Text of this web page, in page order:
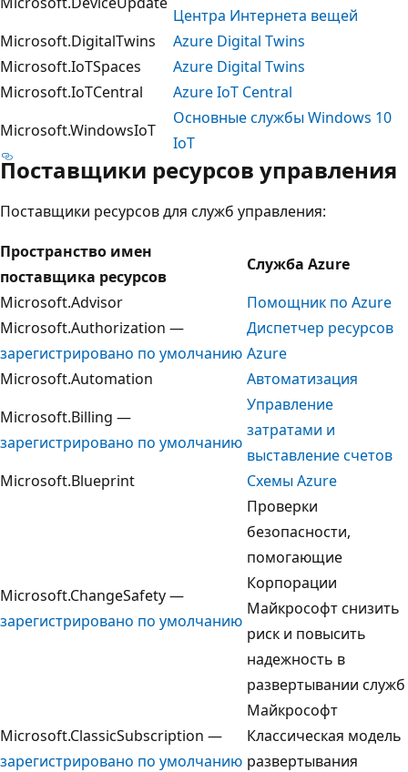
Центра Интернета вещей
Microsoft.DigitalTwins
Azure Digital Twins
Microsoft.IoTSpaces
Azure Digital Twins
Microsoft.IoTCentral
Azure IoT Central
Microsoft.WindowsIoT
Основные службы Windows 10
IoT
Поставщики ресурсов управления
Поставщики ресурсов для служб управления:
Пространство имен
поставщика ресурсов
Служба Azure
Microsoft.Advisor
Помощник по Azure
Microsoft.Authorization —
зарегистрировано по умолчанию
Диспетчер ресурсов
Azure
Microsoft.Automation
Автоматизация
Microsoft.Billing —
зарегистрировано по умолчанию
Управление
затратами и
выставление счетов
Microsoft.Blueprint
Схемы Azure
Microsoft.ChangeSafety —
зарегистрировано по умолчанию
Проверки
безопасности,
помогающие
Корпорации
Майкрософт снизить
риск и повысить
надежность в
развертывании служб
Майкрософт
Microsoft.ClassicSubscription —
зарегистрировано по умолчанию
Классическая модель
развертывания